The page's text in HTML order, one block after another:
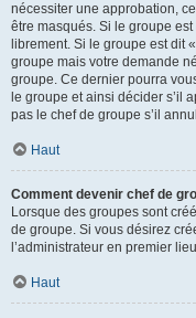
nécessiter une approbation,
être masqués. Si le groupe
librement. Si le groupe est dit
groupe mais votre demande
groupe. Ce dernier pourra
le groupe et ainsi décider s’il
pas le chef de groupe s’il
Haut
Comment devenir chef de
Lorsque des groupes sont
de groupe. Si vous désirez
l’administrateur en premier
Haut